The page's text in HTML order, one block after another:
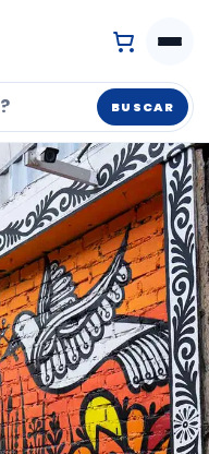
BUSCAR